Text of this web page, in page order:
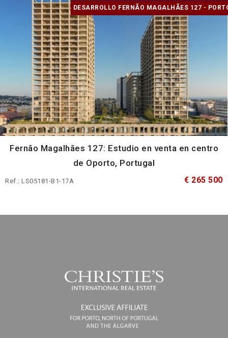
DESARROLLO FERNÃO MAGALHÃES 127 -
Fernão Magalhães 127: Estudio en venta en centro
de Oporto, Portugal
Ref.: LS05181-B1-17A € 265 500